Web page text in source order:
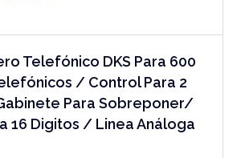
Telefónico DKS Para 600
/ Control Para 2
Para Sobreponer/
16 Digitos / Linea Análoga